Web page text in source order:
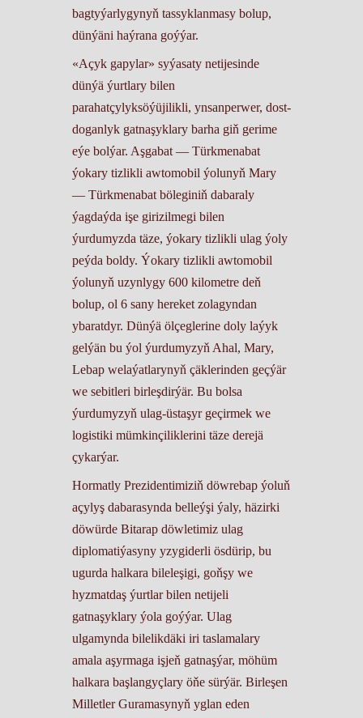
bagtyýarlygynyň tassyklanmasy bolup,
dünýäni haýrana goýýar.
«Açyk gapylar» syýasaty netijesinde
dünýä ýurtlary bilen
parahatçylyksöýüjilikli, ynsanperwer, dost-
doganlyk gatnaşyklary barha giň gerime
eýe bolýar. Aşgabat — Türkmenabat
ýokary tizlikli awtomobil ýolunyň Mary
— Türkmenabat böleginiň dabaraly
ýagdaýda işe girizilmegi bilen
ýurdumyzda täze, ýokary tizlikli ulag ýoly
peýda boldy. Ýokary tizlikli awtomobil
ýolunyň uzynlygy 600 kilometre deň
bolup, ol 6 sany hereket zolagyndan
ybaratdyr. Dünýä ölçeglerine doly laýyk
gelýän bu ýol ýurdumyzyň Ahal, Mary,
Lebap welaýatlarynyň çäklerinden geçýär
we sebitleri birleşdirýär. Bu bolsa
ýurdumyzyň ulag-üstaşyr geçirmek we
logistiki mümkinçiliklerini täze derejä
çykarýar.
Hormatly Prezidentimiziň döwrebap ýoluň
açylyş dabarasynda belleýşi ýaly, häzirki
döwürde Bitarap döwletimiz ulag
diplomatiýasyny yzygiderli ösdürip, bu
ugurda halkara bileleşigi, goňşy we
hyzmatdaş ýurtlar bilen netijeli
gatnaşyklary ýola goýýar. Ulag
ulgamynda bilelikdäki iri taslamalary
amala aşyrmaga işjeň gatnaşýar, möhüm
halkara başlangyçlary öňe sürýär. Birleşen
Milletler Guramasynyň yglan eden